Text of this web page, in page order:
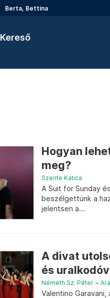
Berta, Bettina
Kereső
Hogyan
meg?
Szente Katica
A Suit for Sunday
beszélgettünk a
jelentsen a...
A divat
és
Németh Sz. Péter –
Valentino